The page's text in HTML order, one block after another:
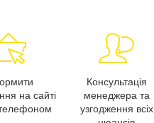
на сайті
Консультація
менеджера та
узгодження всіх